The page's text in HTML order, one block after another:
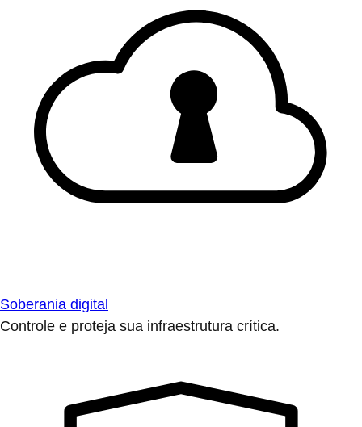
Soberania digital
Controle e proteja sua infraestrutura crítica.